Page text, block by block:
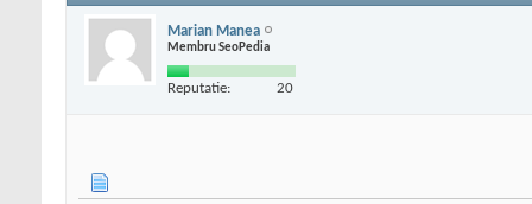
Marian Manea
Membru SeoPedia
Reputatie: 20